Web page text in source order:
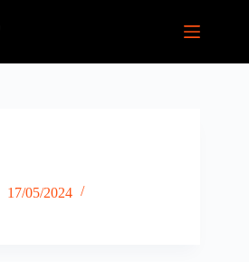
17/05/2024